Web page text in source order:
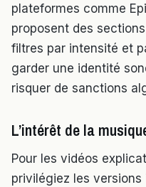
plateformes comme
proposent des
filtres par intensité et
garder une identité
risquer de sanctions
L’intérêt de la
Pour les vidéos
privilégiez les versions